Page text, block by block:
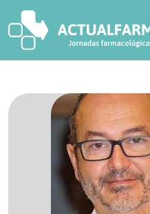
content